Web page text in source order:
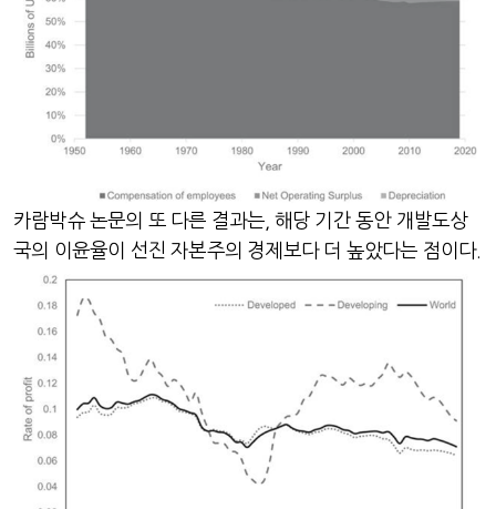
카람박슈 논문의 또 다른 결과는 해당 기간 동안 개발도상
국의 이윤율이 선진 자본주의 경제보다 더 높았다는 점이다.